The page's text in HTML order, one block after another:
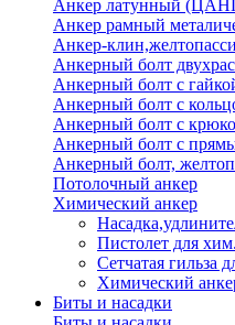
Анкер латунный
Анкер рамный
Анкер-
Анкерный болт
Анкерный болт с
Анкерный болт с
Анкерный болт с
Анкерный болт с
Анкерный болт,
Потолочный анкер
Химический анкер
Пистолет для
Сетчатая гильза
Химический
Биты и насадки